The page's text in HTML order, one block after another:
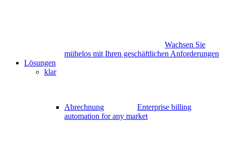
Wachsen Sie
mühelos mit Ihren geschäftlichen Anforderungen
Lösungen
klar
Abrechnung
Enterprise billing
automation for any market